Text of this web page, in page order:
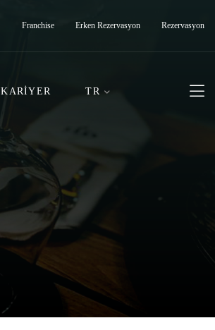
Franchise Erken Rezervasyon Rezervasyon
KARIYER TR